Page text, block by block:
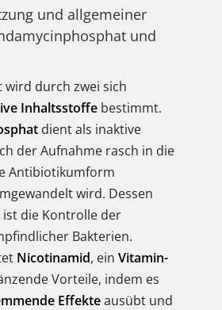
und allgemeiner
und
wird durch zwei sich
Inhaltsstoffe bestimmt.
dient als inaktive
der Aufnahme rasch in die
Antibiotikumform
wird. Dessen
die Kontrolle der
Bakterien.
Nicotinamid, ein Vitamin-
Vorteile, indem es
Effekteausübt und